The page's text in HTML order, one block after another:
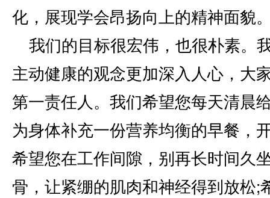
化，展现学会昂扬向上的精神面貌
我们的目标很宏伟，也很朴素。
主动健康的观念更加深入人心，大
第一责任人。我们希望您每天清晨
为身体补充一份营养均衡的早餐，
希望您在工作间隙，别再长时间久
骨，让紧绷的肌肉和神经得到放松;